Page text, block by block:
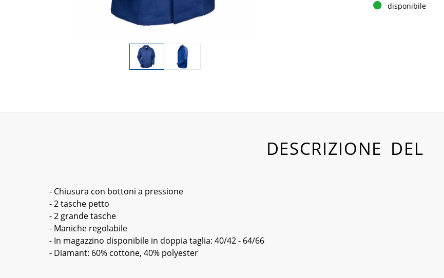
disponibile
DESCRIZIONE DEL
- Chiusura con bottoni a pressione
- 2 tasche petto
- 2 grande tasche
- Maniche regolabile
- In magazzino disponibile in doppia taglia: 40/42 - 64/66
- Diamant: 60% cottone, 40% polyester